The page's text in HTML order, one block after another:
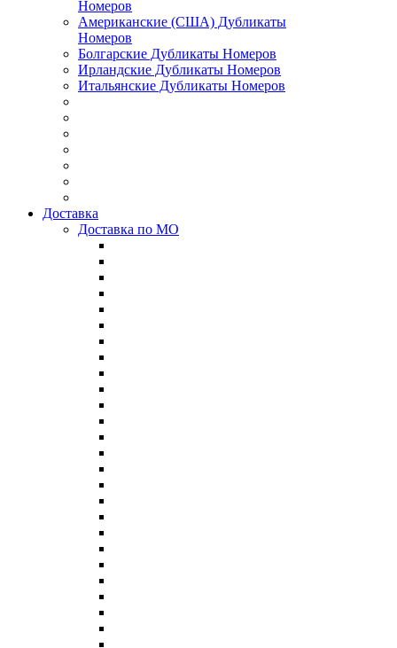
Номеров
Американские (США) Дубликаты
Номеров
Болгарские Дубликаты Номеров
Ирландские Дубликаты Номеров
Итальянские Дубликаты Номеров
Доставка
Доставка по МО